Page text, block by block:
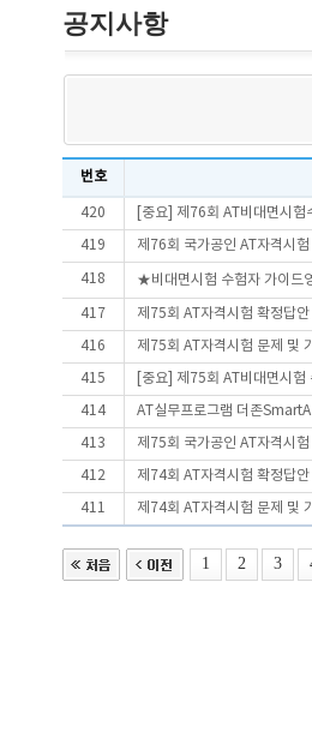
공지사항
번호
420 [중요] 제76회 AT비대면시험
419 제76회 국가공인 AT자격시
418 ★비대면시험 수험자 가이드
417 제75회 AT자격시험 확정답
416 제75회 AT자격시험 문제 및
415 [중요] 제75회 AT비대면시험
414 AT실무프로그램 더존
413 제75회 국가공인 AT자격시
412 제74회 AT자격시험 확정답
411 제74회 AT자격시험 문제 및
1 2 3